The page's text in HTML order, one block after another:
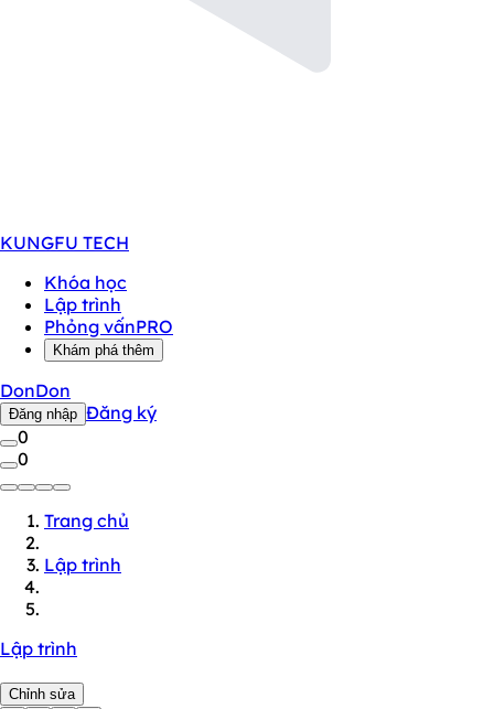
KUNGFU TECH
Khóa học
Lập trình
Phỏng vấnPRO
Khám phá thêm
DonDon
Đăng nhập Đăng ký
0
0
Trang chủ
Lập trình
Lập trình
Chỉnh sửa